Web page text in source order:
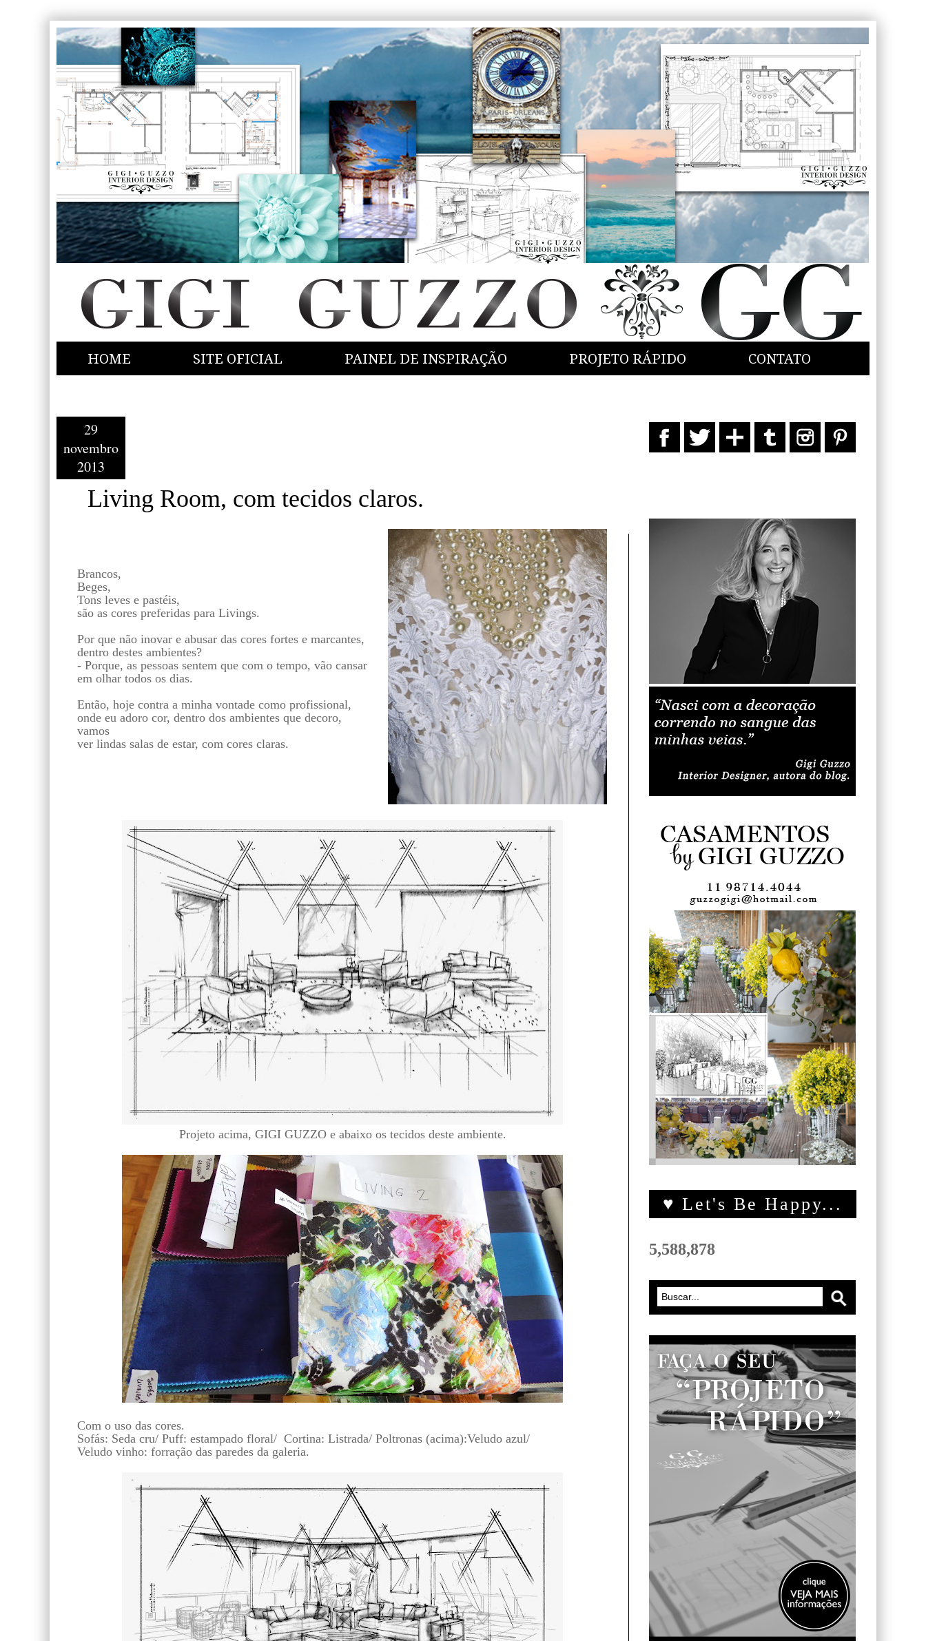
HOME SITE OFICIAL PAINEL DE INSPIRAÇÃO PROJETO RÁPIDO CONTATO
29
novembro
2013
Living Room, com tecidos claros.
Brancos,
Beges,
Tons leves e pastéis,
são as cores preferidas para Livings.
Por que não inovar e abusar das cores fortes e marcantes,
dentro destes ambientes?
- Porque, as pessoas sentem que com o tempo, vão cansar
em olhar todos os dias.
Então, hoje contra a minha vontade como profissional,
onde eu adoro cor, dentro dos ambientes que decoro,
vamos
ver lindas salas de estar, com cores claras.
Projeto acima, GIGI GUZZO e abaixo os tecidos deste ambiente.
Com o uso das cores.
Sofás: Seda cru/ Puff: estampado floral/ Cortina: Listrada/ Poltronas (acima):Veludo azul/
Veludo vinho: forração das paredes da galeria.
♥ Let's Be Happy...
5,588,878